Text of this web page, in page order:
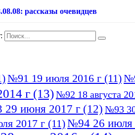
рассказы очевидцев
№91 19 июля 2016 г (11)
г (13)№92 18 августа
июня 2017 г (12) №93
2017 г (11)№94 26 июля